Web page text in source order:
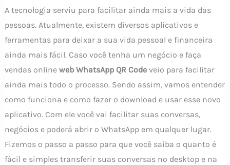
A tecnologia serviu para facilitar ainda mais a vida das
pessoas. Atualmente, existem diversos aplicativos e
ferramentas para deixar a sua vida pessoal e financeira
ainda mais fácil. Caso você tenha um negócio e faça
vendas online web WhatsApp QR Codeveio para facilitar
ainda mais todo o processo. Sendo assim, vamos entender
como funciona e como fazer o download e usar esse novo
aplicativo. Com ele você vai facilitar suas conversas,
negócios e poderá abrir o WhatsApp em qualquer lugar.
Fizemos o passo a passo para que você saiba o quanto é
fácil e simples transferir suas conversas no desktop e na